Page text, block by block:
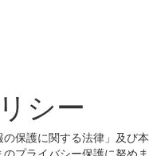
シー
保護に関する法律」及び本